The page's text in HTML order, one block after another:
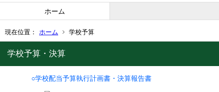
ホーム
現在位置： ホーム 学校予算
学校予算・決算
○学校配当予算執行計画書・決算報告書